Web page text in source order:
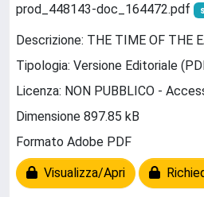
prod_448143-doc_164472.pdf
Descrizione: THE TIME OF THE
Tipologia: Versione Editoriale
Licenza: NON PUBBLICO -
Dimensione 897.85 kB
Formato Adobe PDF
Visualizza/Apri